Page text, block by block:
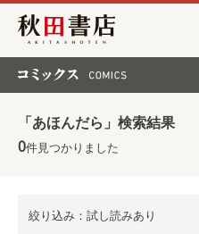
秋田書店
「あほんだら」検索結果
0件見つかりました
絞り込み：試し読みあり